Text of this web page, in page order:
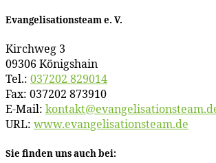
Evan­ge­li­sa­ti­ons­team e. V.
Kirch­weg 3
09306 Königshain
Tel.: 037202 829014
Fax: 037202 873910
E‑Mail:
URL: www​.evan​ge​li​sa​ti​ons​team​.de
Sie fin­den uns auch bei: